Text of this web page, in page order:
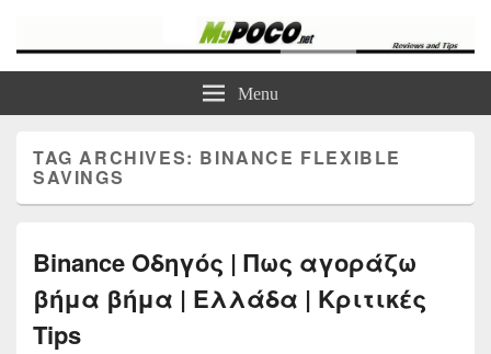
Τα καλύτερα Reviews , Συγκρίσεις , VPN , Webhosting
Menu
TAG ARCHIVES: BINANCE FLEXIBLE
SAVINGS
Binance Οδηγός | Πως αγοράζω
βήμα βήμα | Ελλάδα | Κριτικές
Tips